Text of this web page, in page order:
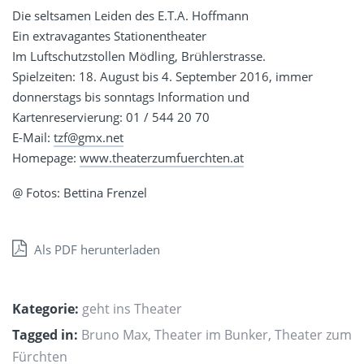
Die seltsamen Leiden des E.T.A. Hoffmann
Ein extravagantes Stationentheater
Im Luftschutzstollen Mödling, Brühlerstrasse.
Spielzeiten: 18. August bis 4. September 2016, immer
donnerstags bis sonntags Information und
Kartenreservierung: 01 / 544 20 70
E-Mail: tzf@gmx.net
Homepage: www.theaterzumfuerchten.at
@ Fotos: Bettina Frenzel
Als PDF herunterladen
Kategorie: geht ins Theater
Tagged in: Bruno Max, Theater im Bunker, Theater zum
Fürchten